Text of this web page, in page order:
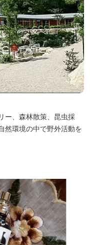
ー、森林散策、昆虫採
然環境の中で野外活動を